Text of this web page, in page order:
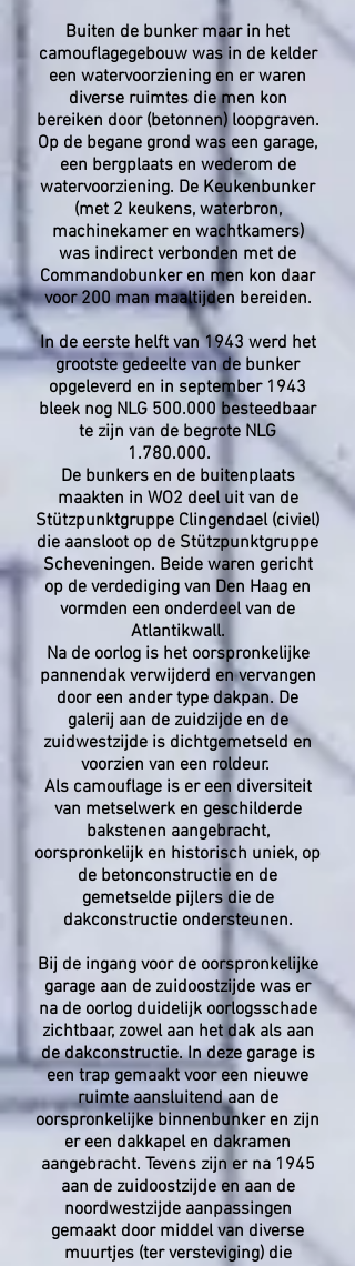
Buiten de bunker maar in het
camouflagegebouw was in de kelder
een watervoorziening en er waren
diverse ruimtes die men kon
bereiken door (betonnen) loopgraven.
Op de begane grond was een garage,
een bergplaats en wederom de
watervoorziening. De Keukenbunker
(met 2 keukens, waterbron,
machinekamer en wachtkamers)
was indirect verbonden met de
Commandobunker en men kon daar
voor 200 man maaltijden bereiden.
In de eerste helft van 1943 werd het
grootste gedeelte van de bunker
opgeleverd en in september 1943
bleek nog NLG 500.000 besteedbaar
te zijn van de begrote NLG
1.780.000.
De bunkers en de buitenplaats
maakten in WO2 deel uit van de
Stützpunktgruppe Clingendael (civiel)
die aansloot op de Stützpunktgruppe
Scheveningen. Beide waren gericht
op de verdediging van Den Haag en
vormden een onderdeel van de
Atlantikwall.
Na de oorlog is het oorspronkelijke
pannendak verwijderd en vervangen
door een ander type dakpan. De
galerij aan de zuidzijde en de
zuidwestzijde is dichtgemetseld en
voorzien van een roldeur.
Als camouflage is er een diversiteit
van metselwerk en geschilderde
bakstenen aangebracht,
oorspronkelijk en historisch uniek, op
de betonconstructie en de
gemetselde pijlers die de
dakconstructie ondersteunen.
Bij de ingang voor de oorspronkelijke
garage aan de zuidoostzijde was er
na de oorlog duidelijk oorlogsschade
zichtbaar, zowel aan het dak als aan
de dakconstructie. In deze garage is
een trap gemaakt voor een nieuwe
ruimte aansluitend aan de
oorspronkelijke binnenbunker en zijn
er een dakkapel en dakramen
aangebracht. Tevens zijn er na 1945
aan de zuidoostzijde en aan de
noordwestzijde aanpassingen
gemaakt door middel van diverse
muurtjes (ter versteviging) die